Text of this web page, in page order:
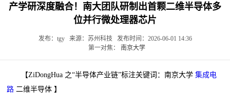
产学研深度融合！南大团队研制出首颗二维半导体多
位并行微处理器芯片
发布：tgy 来源：苏州科技 发布时间：2026-06-01 14:36
第一对焦： 南京大学
【ZiDongHua 之“半导体产业链”标注关键词：南京大学集成电
路 二维半导体 】